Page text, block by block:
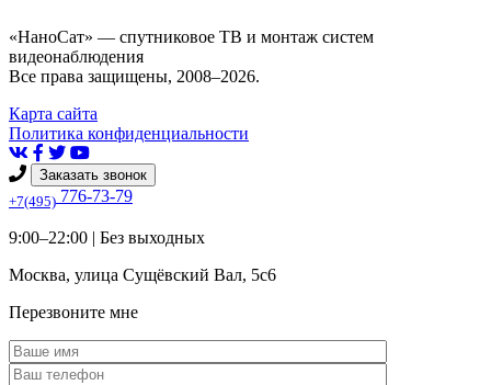
«НаноСат» — спутниковое ТВ и монтаж систем
видеонаблюдения
Все права защищены, 2008–2026.
Карта сайта
Политика конфиденциальности
Заказать звонок
+7(495) 776-73-79
9:00–22:00 | Без выходных
Москва, улица Сущёвский Вал, 5с6
Перезвоните мне